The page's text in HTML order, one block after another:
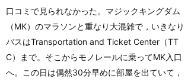
口コミで見られなかった。マジックキングダム
（MK）のマラソンと重なり大混雑で，いきなり
バスはTransportation and Ticket Center（TT
C）まで。そこからモノレールに乗ってMK入口
へ。この日は偶然30分早めに部屋を出ていて，